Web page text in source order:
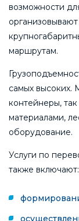
возможности
маршрутам.
самых высоких.
контейнеры,
материалами,
оборудование.
Услуги по
также включают: